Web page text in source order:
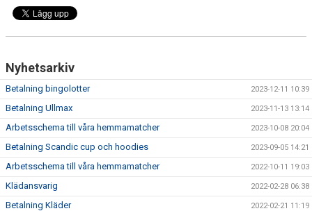
Nyhetsarkiv
Betalning bingolotter 2023-12-11 10:39
Betalning Ullmax 2023-11-13 13:14
Arbetsschema till våra hemmamatcher 2023-10-08 20:04
Betalning Scandic cup och hoodies 2023-09-05 14:21
Arbetsschema till våra hemmamatcher 2022-10-11 19:03
Klädansvarig 2022-02-28 06:38
Betalning Kläder 2022-02-21 11:19